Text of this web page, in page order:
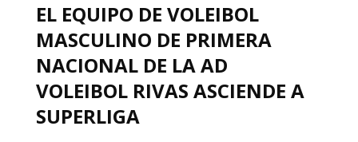
EL EQUIPO DE VOLEIBOL
MASCULINO DE PRIMERA
NACIONAL DE LA AD
VOLEIBOL RIVAS ASCIENDE A
SUPERLIGA